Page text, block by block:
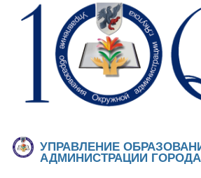
Перейти к основному содержанию
Skip to search
УПРАВЛЕНИЕ
АДМИНИСТРАЦИИ